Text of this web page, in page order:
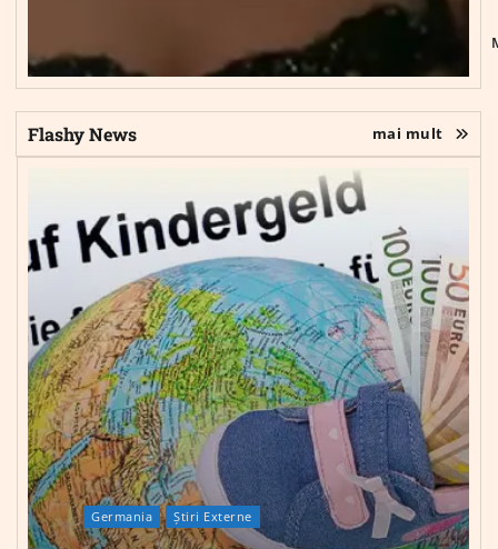
Flashy News mai mult
Germania Știri Externe